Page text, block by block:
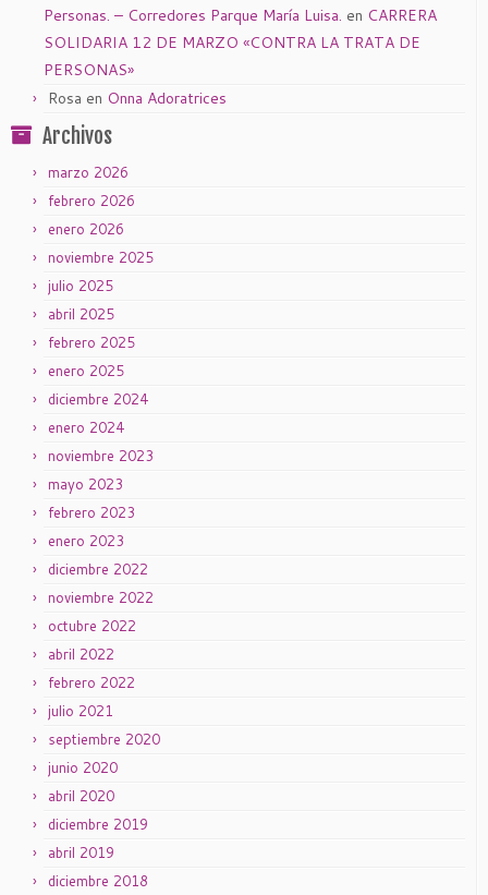
Personas. – Corredores Parque María Luisa. en CARRERA
SOLIDARIA 12 DE MARZO «CONTRA LA TRATA DE
PERSONAS»
Rosa en Onna Adoratrices
Archivos
marzo 2026
febrero 2026
enero 2026
noviembre 2025
julio 2025
abril 2025
febrero 2025
enero 2025
diciembre 2024
enero 2024
noviembre 2023
mayo 2023
febrero 2023
enero 2023
diciembre 2022
noviembre 2022
octubre 2022
abril 2022
febrero 2022
julio 2021
septiembre 2020
junio 2020
abril 2020
diciembre 2019
abril 2019
diciembre 2018